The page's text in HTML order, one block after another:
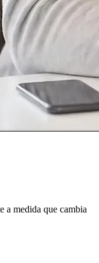
a medida que cambia